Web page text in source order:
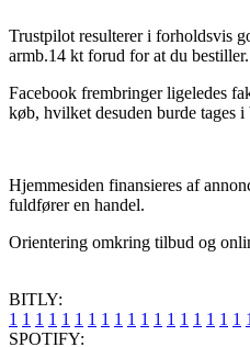
Trustpilot resulterer i forholdsvis
armb.14 kt forud for at du bestiller.
Facebook frembringer ligeledes
køb, hvilket desuden burde tages
Hjemmesiden finansieres af
fuldfører en handel.
Orientering omkring tilbud og
BITLY:
1 1 1 1 1 1 1 1 1 1 1 1 1 1 1 1 1 1 1
SPOTIFY: